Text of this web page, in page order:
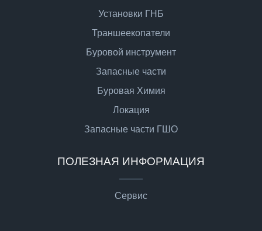
Установки ГНБ
Траншеекопатели
Буровой инструмент
Запасные части
Буровая Химия
Локация
Запасные части ГШО
ПОЛЕЗНАЯ ИНФОРМАЦИЯ
Сервис